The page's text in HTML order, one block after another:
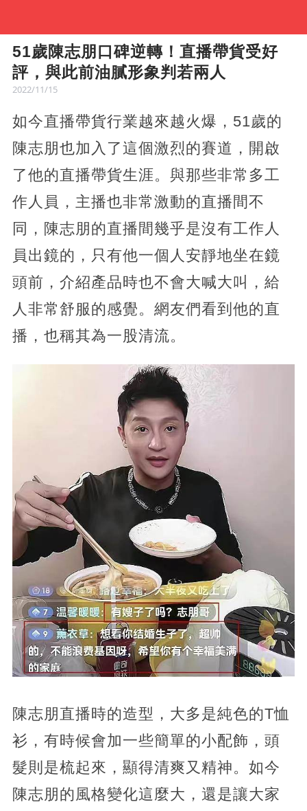
51歲陳志朋口碑逆轉！直播帶貨受好
評，與此前油膩形象判若兩人
2022/11/15
如今直播帶貨行業越來越火爆，51歲的
陳志朋也加入了這個激烈的賽道，開啟
了他的直播帶貨生涯。與那些非常多工
作人員，主播也非常激動的直播間不
同，陳志朋的直播間幾乎是沒有工作人
員出鏡的，只有他一個人安靜地坐在鏡
頭前，介紹產品時也不會大喊大叫，給
人非常舒服的感覺。網友們看到他的直
播，也稱其為一股清流。
陳志朋直播時的造型，大多是純色的T恤
衫，有時候會加一些簡單的小配飾，頭
髮則是梳起來，顯得清爽又精神。如今
陳志朋的風格變化這麼大，還是讓大家